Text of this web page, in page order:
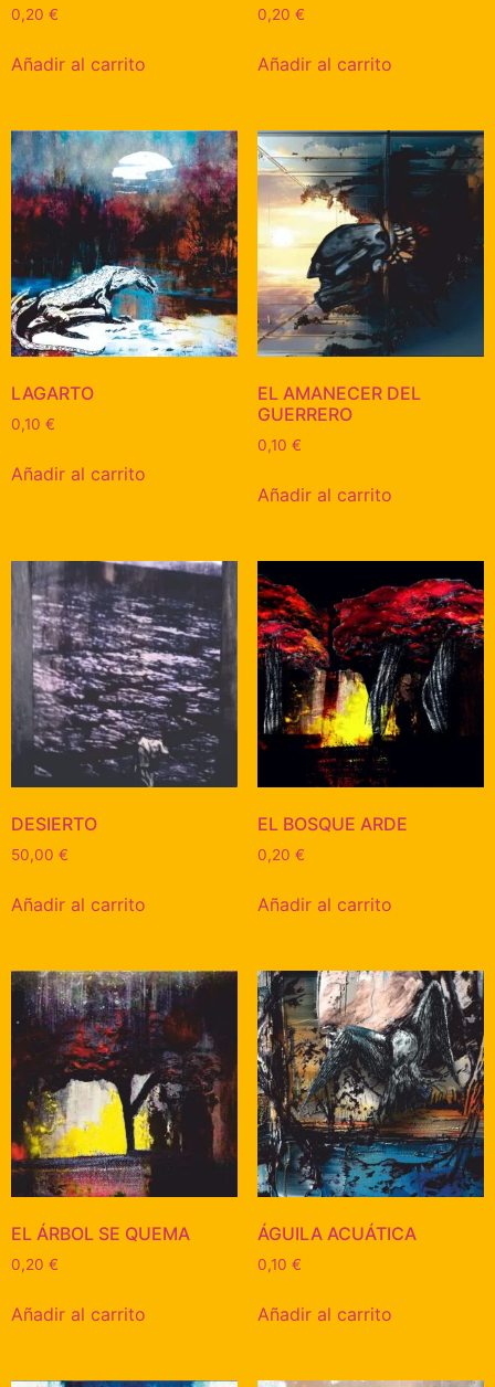
0,20 €
Añadir al carrito
0,20 €
Añadir al carrito
LAGARTO
0,10 €
Añadir al carrito
EL AMANECER DEL
GUERRERO
0,10 €
Añadir al carrito
DESIERTO
50,00 €
Añadir al carrito
EL BOSQUE ARDE
0,20 €
Añadir al carrito
EL ÁRBOL SE QUEMA
0,20 €
Añadir al carrito
ÁGUILA ACUÁTICA
0,10 €
Añadir al carrito